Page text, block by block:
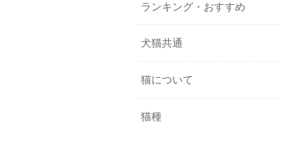
ランキング・おすすめ
犬猫共通
猫について
猫種